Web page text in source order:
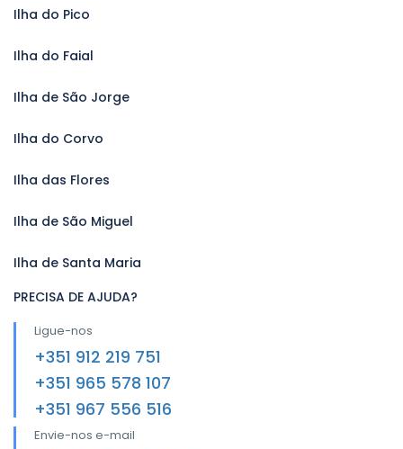
Ilha do Pico
Ilha do Faial
Ilha de São Jorge
Ilha do Corvo
Ilha das Flores
Ilha de São Miguel
Ilha de Santa Maria
PRECISA DE AJUDA?
Ligue-nos
+351 912 219 751
+351 965 578 107
+351 967 556 516
Envie-nos e-mail